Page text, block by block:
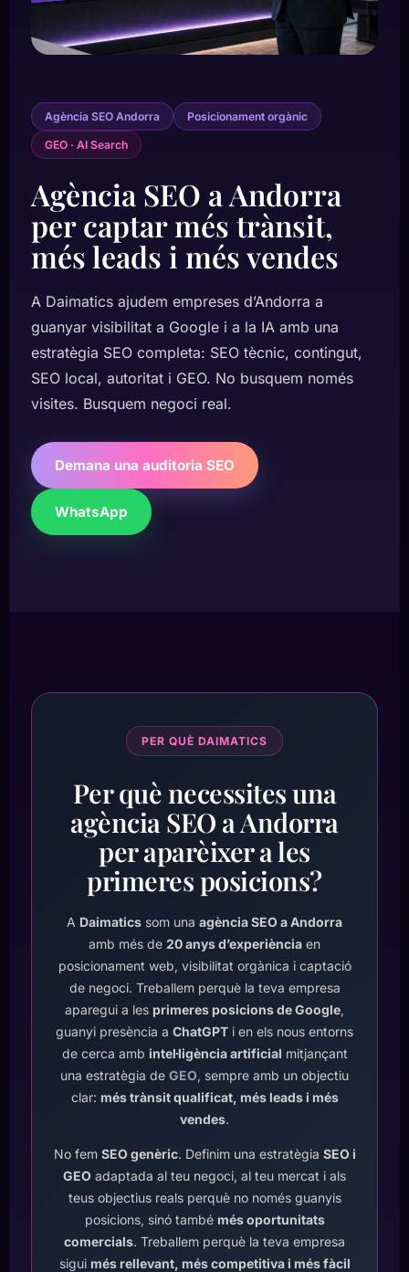
Agència SEO Andorra Posicionament orgànic
GEO · AI Search
Agència SEO a Andorra
per captar més trànsit,
més leads i més vendes
A Daimatics ajudem empreses d’Andorra a
guanyar visibilitat a Google i a la IA amb una
estratègia SEO completa: SEO tècnic, contingut,
SEO local, autoritat i GEO. No busquem només
visites. Busquem negoci real.
Demana una auditoria SEO
WhatsApp
PER QUÈ DAIMATICS
Per què necessites una
agència SEO a Andorra
per aparèixer a les
primeres posicions?
A Daimatics som una agència SEO a Andorra
amb més de 20 anys d’experiència en
posicionament web, visibilitat orgànica i captació
de negoci. Treballem perquè la teva empresa
aparegui a les primeres posicions de Google,
guanyi presència a ChatGPT i en els nous entorns
de cerca amb intel·ligència artificial mitjançant
una estratègia de GEO, sempre amb un objectiu
clar: més trànsit qualificat, més leads i més
vendes.
No fem SEO genèric. Definim una estratègia SEO i
GEO adaptada al teu negoci, al teu mercat i als
teus objectius reals perquè no només guanyis
posicions, sinó també més oportunitats
comercials. Treballem perquè la teva empresa
sigui més rellevant, més competitiva i més fàcil